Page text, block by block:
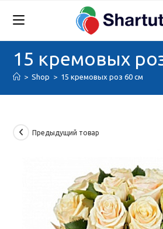
15 кремовых
> Shop > 15 кремовых роз 60 см
Предыдущий товар